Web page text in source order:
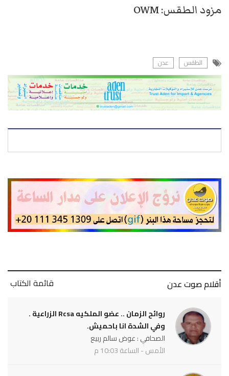
مزود الطقس: OWM
الطقس عدن
أقلام صوت عدن قائمة الكتاب
روائح الزمان .. عضو الملكيه Rcsa الزراعية .
وفي الشدة انا باحميش.
الصحافي : عوض سالم ربيع
الأمس - الساعة 10:03 م